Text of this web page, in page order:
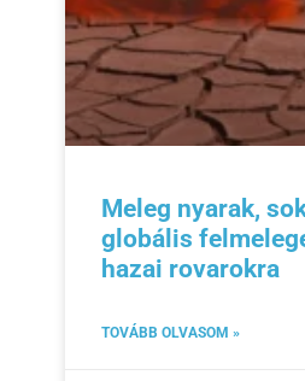
Meleg nyarak,
globális
hazai rovarokra
TOVÁBB OLVASOM »